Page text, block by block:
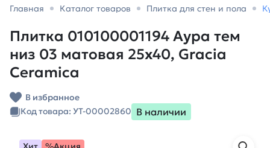
Главная Каталог товаров Плитка для стен и пола
Плитка 010100001194 Аура тем
низ 03 матовая 25х40, Gracia
Ceramica
В избранное
Код товара: УТ-00002860 В наличии